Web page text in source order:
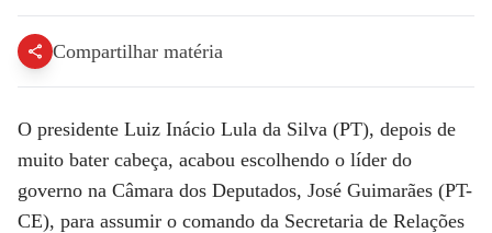
Análise: Lula opta por experiência ao escolher Guimarães para Secretaria | AGORA CNN
Compartilhar matéria
O presidente Luiz Inácio Lula da Silva (PT), depois de
muito bater cabeça, acabou escolhendo o líder do
governo na Câmara dos Deputados, José Guimarães (PT-
CE), para assumir o comando da Secretaria de Relações